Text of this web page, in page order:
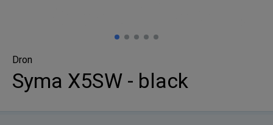
Dron
Syma X5SW - black